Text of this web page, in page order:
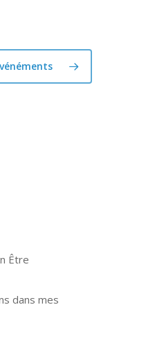
Être
dans mes